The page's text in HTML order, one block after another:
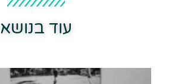
עוד בנושא